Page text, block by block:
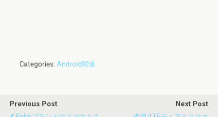
Categories: Android関連
Previous Post
Next Post